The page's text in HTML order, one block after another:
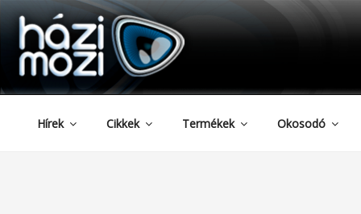
Tartalomhoz
HAZIMOZI
Hírek Cikkek Termékek Okosodó